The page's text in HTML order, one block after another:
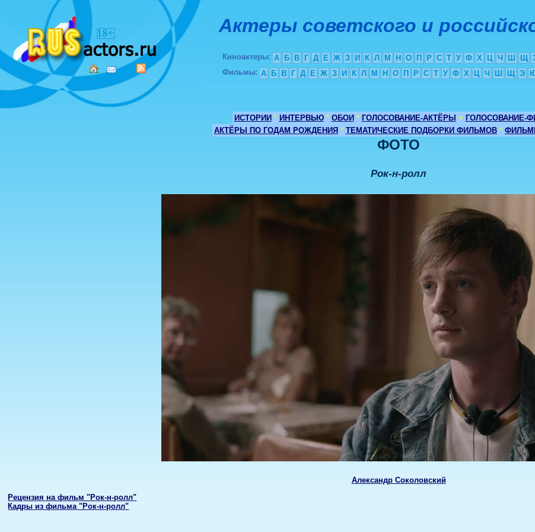
Актеры советского и
Киноактеры: А Б В Г Д Е Ж З И К Л М Н О П Р С Т У Ф Х Ц Ч Ш Щ
Фильмы: А Б В Г Д Е Ж З И К Л М Н О П Р С Т У Ф Х Ц Ч Ш Щ Э
ИСТОРИИ * ИНТЕРВЬЮ * ОБОИ * ГОЛОСОВАНИЕ-АКТЁРЫ + ГОЛОСОВАНИЕ-
АКТЁРЫ ПО ГОДАМ РОЖДЕНИЯ * ТЕМАТИЧЕСКИЕ ПОДБОРКИ ФИЛЬМОВ *
ФОТО
Рок-н-ролл
Александр Соколовский
Рецензия на фильм "Рок-н-ролл"
Кадры из фильма "Рок-н-ролл"